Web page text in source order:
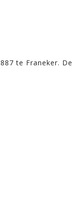
te Franeker. De